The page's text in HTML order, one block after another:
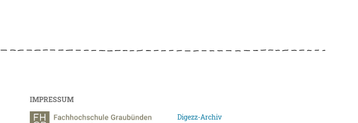
IMPRESSUM
Digezz-Archiv